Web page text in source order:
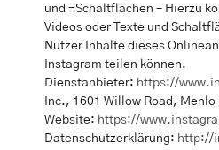
und -Schaltflächen – Hierzu
Videos oder Texte und
Nutzer Inhalte dieses
Instagram teilen können.
Dienstanbieter: https://
Inc., 1601 Willow Road,
Website: https://
Datenschutzerklärung: http://